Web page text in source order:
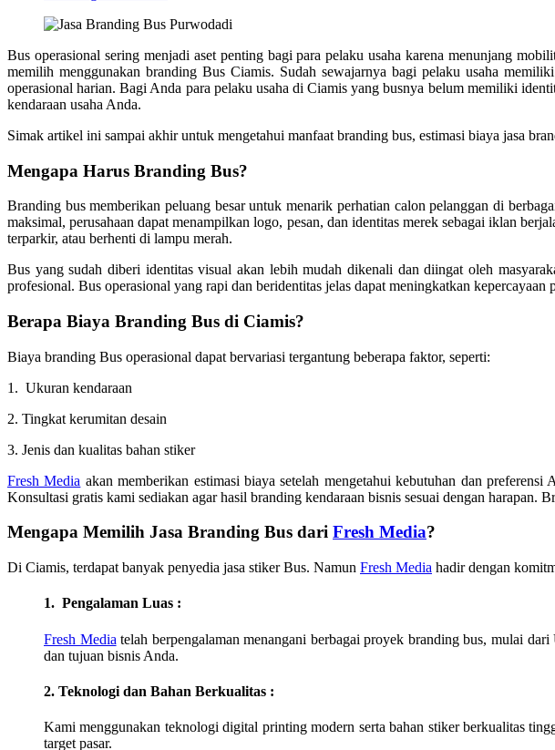
Bus operasional sering menjadi aset penting bagi para pelaku usaha karena menunjang
memilih menggunakan branding BusCiamis. Sudah sewajarnya bagi pelaku usaha
operasional harian. Bagi Anda para pelaku usaha diCiamisyang busnya belum memiliki
kendaraan usaha Anda.
Simak artikel ini sampai akhir untuk mengetahui manfaat branding bus, estimasi biaya jasa
Mengapa Harus Branding Bus?
Branding bus memberikan peluang besar untuk menarik perhatian calon pelanggan di
maksimal, perusahaan dapat menampilkan logo, pesan, dan identitas merek sebagai iklan
terparkir, atau berhenti di lampu merah.
Bus yang sudah diberi identitas visual akan lebih mudah dikenali dan diingat oleh
profesional. Bus operasional yang rapi dan beridentitas jelas dapat meningkatkan kepercayaan
Berapa Biaya Branding Bus di Ciamis?
Biaya branding Bus operasional dapat bervariasi tergantung beberapa faktor, seperti:
1. Ukuran kendaraan
2. Tingkat kerumitan desain
3. Jenis dan kualitas bahan stiker
Fresh Media akan memberikan estimasi biaya setelah mengetahui kebutuhan dan
Konsultasi gratis kami sediakan agar hasil branding kendaraan bisnis sesuai dengan
Mengapa Memilih Jasa Branding Bus dari Fresh Media?
Di Ciamis, terdapat banyak penyedia jasa stiker Bus. Namun Fresh Media hadir dengan
1. Pengalaman Luas :
Fresh Media telah berpengalaman menangani berbagai proyek branding bus, mulai
dan tujuan bisnis Anda.
2. Teknologi dan Bahan Berkualitas :
Kami menggunakan teknologi digital printing modern serta bahan stiker berkualitas
target pasar.